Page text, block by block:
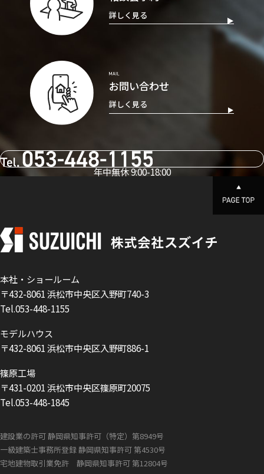
年中無休 9:00-18:00
詳しく見る
お問い合わせ
詳しく見る
本社・ショールーム
〒432-8061 浜松市中央区入野町740-3
Tel.053-448-1155
モデルハウス
〒432-8061 浜松市中央区入野町886-1
篠原工場
〒431-0201 浜松市中央区篠原町20075
Tel.053-448-1845
建設業の許可 静岡県知事許可（特定）第8949号
一級建築士事務所登録 静岡県知事許可 第4530号
宅地建物取引業免許 静岡県知事許可 第12804号